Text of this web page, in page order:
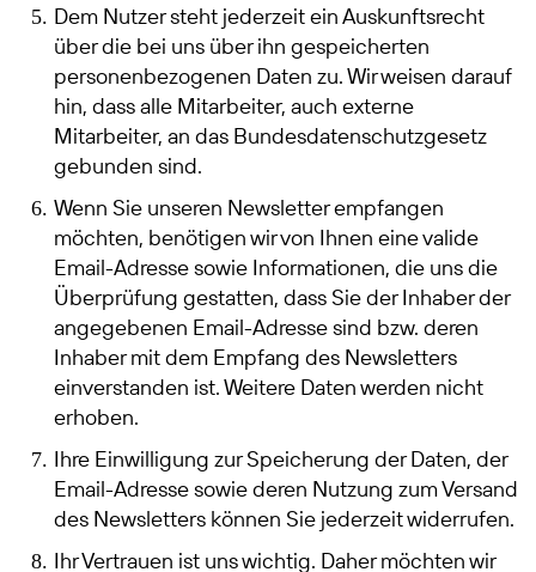
Dem Nutzer steht jederzeit ein Auskunftsrecht
über die bei uns über ihn gespeicherten
personenbezogenen Daten zu. Wir weisen darauf
hin, dass alle Mitarbeiter, auch externe
Mitarbeiter, an das Bundesdatenschutzgesetz
gebunden sind.
Wenn Sie unseren Newsletter empfangen
möchten, benötigen wir von Ihnen eine valide
Email-Adresse sowie Informationen, die uns die
Überprüfung gestatten, dass Sie der Inhaber der
angegebenen Email-Adresse sind bzw. deren
Inhaber mit dem Empfang des Newsletters
einverstanden ist. Weitere Daten werden nicht
erhoben.
Ihre Einwilligung zur Speicherung der Daten, der
Email-Adresse sowie deren Nutzung zum Versand
des Newsletters können Sie jederzeit widerrufen.
Ihr Vertrauen ist uns wichtig. Daher möchten wir